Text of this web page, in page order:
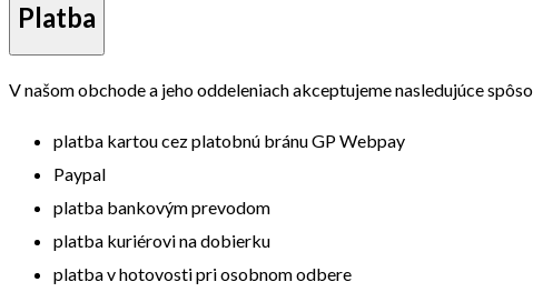
Platba
V našom obchode a jeho oddeleniach akceptujeme nasledujúce
platba kartou cez platobnú bránu GP Webpay
Paypal
platba bankovým prevodom
platba kuriérovi na dobierku
platba v hotovosti pri osobnom odbere